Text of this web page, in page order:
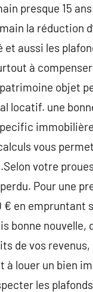
presque 15
la réduction
aussi les
à
objet
locatif. une
vous
votre
Pour une
€ en empruntant
bonne
de vos
à louer un bien
les